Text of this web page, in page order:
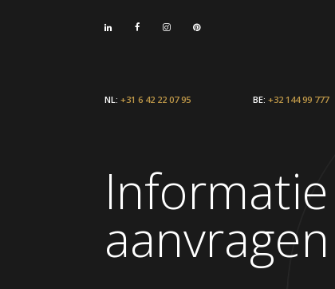
NL: +31 6 42 22 07 95 BE:+32 144 99 777
Informatie
aanvragen